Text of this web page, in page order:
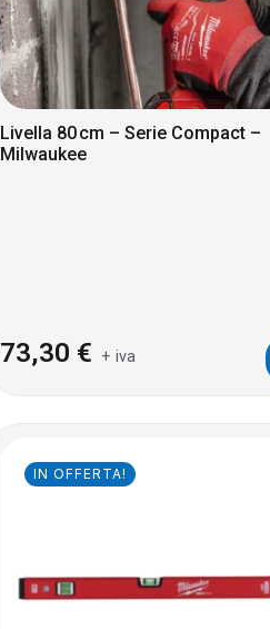
Livella 80 cm – Serie Compact –
Milwaukee
73,30 € + iva
IN OFFERTA!